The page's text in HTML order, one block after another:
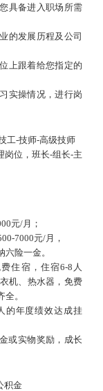
具备进入职场所需
的发展历程及公司
上跟着给您指定的
实操情况，进行岗
工-技师-高级技师
岗位，班长-组长-主
元/ 月；
00-7000元/月，
险一金。
住宿，住宿6-8人
机、热水器，免费
。
年度绩效达成挂
或实物奖励，成长
积金